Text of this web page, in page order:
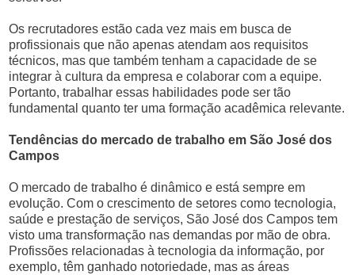
Os recrutadores estão cada vez mais em busca de
profissionais que não apenas atendam aos requisitos
técnicos, mas que também tenham a capacidade de se
integrar à cultura da empresa e colaborar com a equipe.
Portanto, trabalhar essas habilidades pode ser tão
fundamental quanto ter uma formação acadêmica relevante.
Tendências do mercado de trabalho em São José dos
Campos
O mercado de trabalho é dinâmico e está sempre em
evolução. Com o crescimento de setores como tecnologia,
saúde e prestação de serviços, São José dos Campos tem
visto uma transformação nas demandas por mão de obra.
Profissões relacionadas à tecnologia da informação, por
exemplo, têm ganhado notoriedade, mas as áreas